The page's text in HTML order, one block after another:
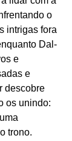
o
intrigas fora
Dal-
e
e
descobre
os unindo:
trono.